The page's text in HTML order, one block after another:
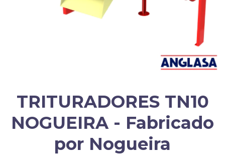
TRITURADORES TN10
NOGUEIRA - Fabricado
por Nogueira